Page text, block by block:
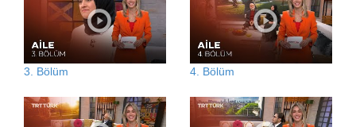
3. Bölüm 4. Bölüm